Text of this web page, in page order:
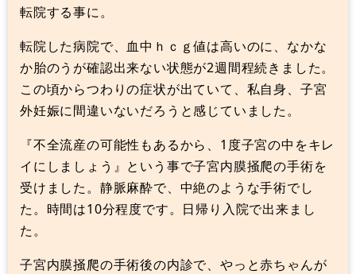
転院する事に。
転院した病院で、血中ｈｃｇ値は高いのに、なかな
か胎のうが確認出来ない状態が2週間程続きました。
この頃からつわりの症状が出ていて、私自身、子宮
外妊娠に間違いないだろうと感じていました。
『不全流産の可能性もあるから、1度子宮の中をキレ
イにしましょう』という事で子宮内膜掻爬の手術を
受けました。静脈麻酔で、中絶のような手術でし
た。時間は10分程度です。日帰り入院で出来まし
た。
子宮内膜掻爬の手術後の内診で、やっと赤ちゃんが